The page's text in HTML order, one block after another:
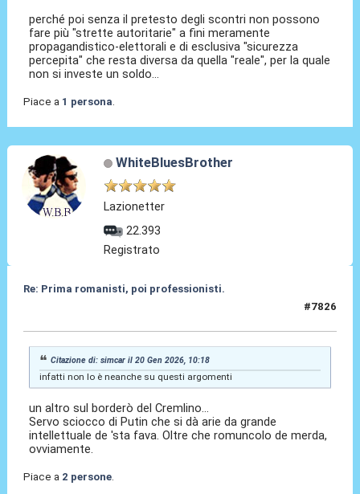
perché poi senza il pretesto degli scontri non possono
fare più "strette autoritarie" a fini meramente
propagandistico-elettorali e di esclusiva "sicurezza
percepita" che resta diversa da quella "reale", per la quale
non si investe un soldo...
Piace a 1 persona
WhiteBluesBrother
Lazionetter
22.393
Registrato
Re: Prima romanisti, poi professionisti.
#7826
Citazione di: simcar il 20 Gen 2026, 10:18
infatti non lo è neanche su questi argomenti
un altro sul borderò del Cremlino...
Servo sciocco di Putin che si dà arie da grande
intellettuale de 'sta fava. Oltre che romuncolo de merda,
ovviamente.
Piace a 2 persone.